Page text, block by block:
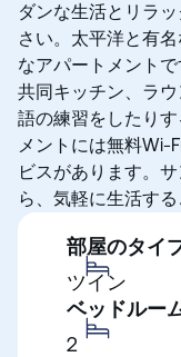
ダンな生活とリラ
さい。太平洋と有
なアパートメント
共同キッチン、ラ
語の練習をしたり
メントには無料Wi-
ビスがあります。
ら、気軽に生活す
部屋のタイ
ツイン
ベッドルー
2